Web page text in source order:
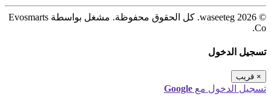
© 2026 waseeteg. كل الحقوق محفوظة. مشغل بواسطة Evosmarts
Co.
تسجيل الدخول
× قريب
تسجيل الدخول مع Google